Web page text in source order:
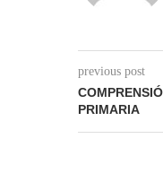
previous post
PRIMARIA